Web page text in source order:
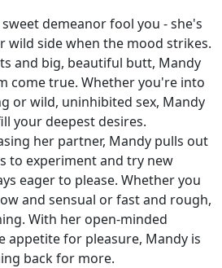
demeanor fool you - she's
wild side when the mood strikes.
and big, beautiful butt, Mandy
come true. Whether you're into
or wild, uninhibited sex, Mandy
your deepest desires.
her partner, Mandy pulls out
to experiment and try new
eager to please. Whether you
and sensual or fast and rough,
With her open-minded
appetite for pleasure, Mandy is
back for more.